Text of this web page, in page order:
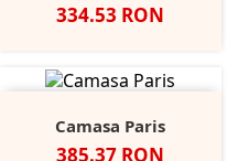
Pret
334.53 RON
Camasa Paris
Pret
385.37 RON